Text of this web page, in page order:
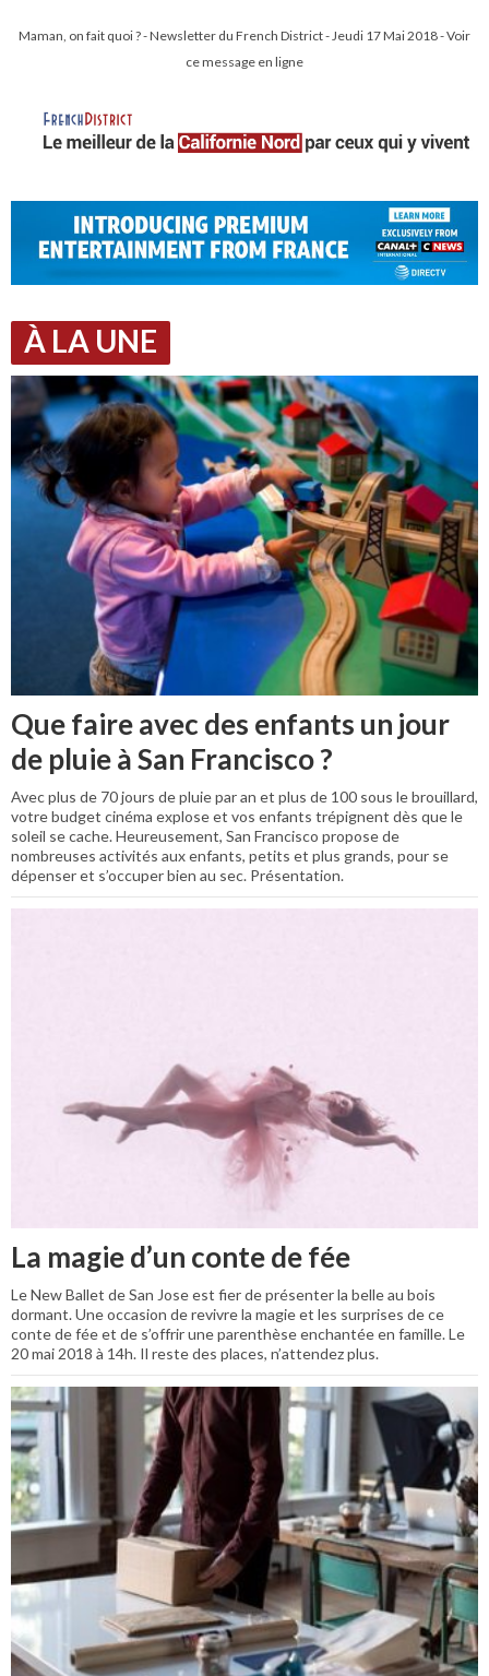
Maman, on fait quoi ? - Newsletter du French District - Jeudi 17 Mai 2018 - Voir
ce message en ligne
À LA UNE
Que faire avec des enfants un jour
de pluie à San Francisco ?
Avec plus de 70 jours de pluie par an et plus de 100 sous le brouillard,
votre budget cinéma explose et vos enfants trépignent dès que le
soleil se cache. Heureusement, San Francisco propose de
nombreuses activités aux enfants, petits et plus grands, pour se
dépenser et s’occuper bien au sec. Présentation.
La magie d’un conte de fée
Le New Ballet de San Jose est fier de présenter la belle au bois
dormant. Une occasion de revivre la magie et les surprises de ce
conte de fée et de s’offrir une parenthèse enchantée en famille. Le
20 mai 2018 à 14h. Il reste des places, n’attendez plus.